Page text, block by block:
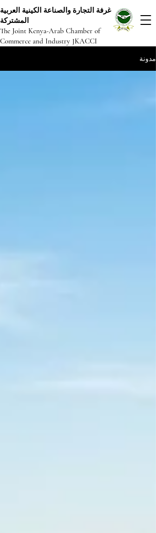
غرفة التجارة والصناعة الكينية العربية
المشتركة
The Joint Kenya-Arab Chamber of
Commerce and Industry JKACCI
مدونة